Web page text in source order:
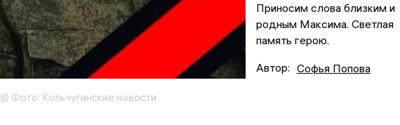
© Фото: Кольчугинские новости
Приносим слова близким и
родным Максима. Светлая
память герою.
Автор: Софья Попова